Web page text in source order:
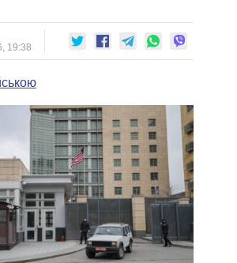
ПОЛІТИКІВ
19:38